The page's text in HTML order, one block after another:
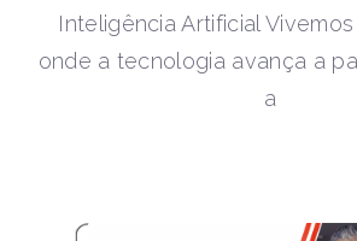
Inteligência Artificial
onde a tecnologia avança a
a